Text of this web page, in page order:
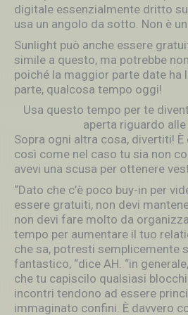
digitale essenzialmente dritto
usa un angolo da sotto. Non è
Sunlight può anche essere
simile a questo, ma potrebbe
poiché la maggior parte date ha
parte, qualcosa tempo oggi!
Usa questo tempo per te
aperta riguardo
Sopra ogni altra cosa, divertiti!
così come nel caso tu sia non
avevi una scusa per ottenere
“Dato che c’è poco buy-in per
essere gratuiti, non devi
non devi fare molto da
tempo per aumentare il tuo
che sa, potresti semplicemente
fantastico, “dice AH. “in
che tu capiscilo qualsiasi
incontri tendono ad essere
immaginato confini. È davvero